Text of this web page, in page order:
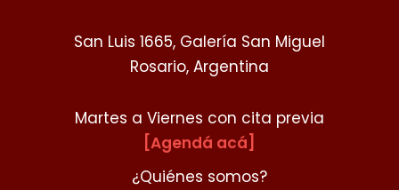
San Luis 1665, Galería San Miguel
Rosario, Argentina
Martes a Viernes con cita previa
[Agendá acá]
¿Quiénes somos?